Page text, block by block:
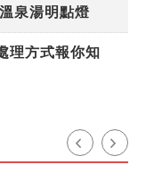
泉湯明點燈
理方式報你知